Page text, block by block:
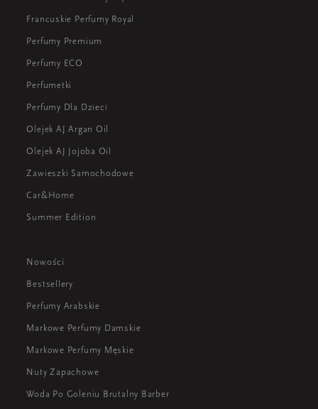
Francuskie Perfumy Royal
Perfumy Premium
Perfumy ECO
Perfumetki
Perfumy Dla Dzieci
Olejek AJ Argan Oil
Olejek AJ Jojoba Oil
Zawieszki Samochodowe
Car&Home
Summer Edition
Nowości
Bestsellery
Perfumy Arabskie
Markowe Perfumy Damskie
Markowe Perfumy Męskie
Nuty Zapachowe
Woda Po Goleniu Brutalny Barber